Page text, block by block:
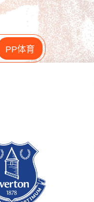
PP体育